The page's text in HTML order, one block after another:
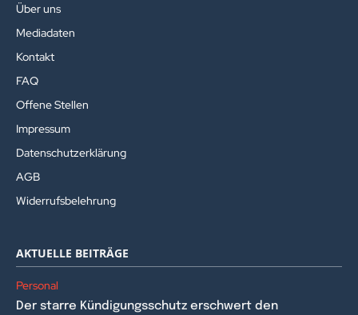
Über uns
Mediadaten
Kontakt
FAQ
Offene Stellen
Impressum
Datenschutzerklärung
AGB
Widerrufsbelehrung
AKTUELLE BEITRÄGE
Personal
Der starre Kündigungsschutz erschwert den